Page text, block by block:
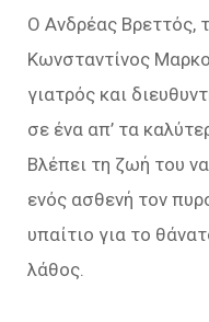
Ο Ανδρέας Βρεττός,
Κωνσταντίνος
γιατρός και
σε ένα απ’ τα
Βλέπει τη ζωή του
ενός ασθενή τον
υπαίτιο για το
λάθος.